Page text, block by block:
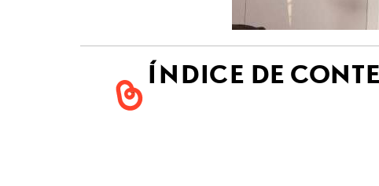
ÍNDICE DE